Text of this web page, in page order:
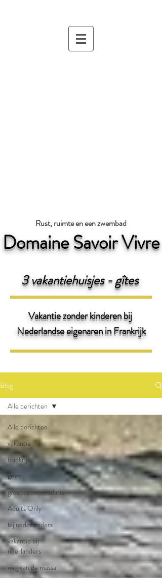
Rust, ruimte en een zwembad
Domaine Savoir Vivre
3 vakantiehuisjes - gîtes
Vakantie zonder kinderen bij
Nederlandse eigenarenin Frankrijk
Blog
Alle berichten
vakantie
frankrijk
gites
groepsacommodatie
Adults Only
bij nederlanders
vakantie bij
nderlanders
weg van de massa
Alle berichten